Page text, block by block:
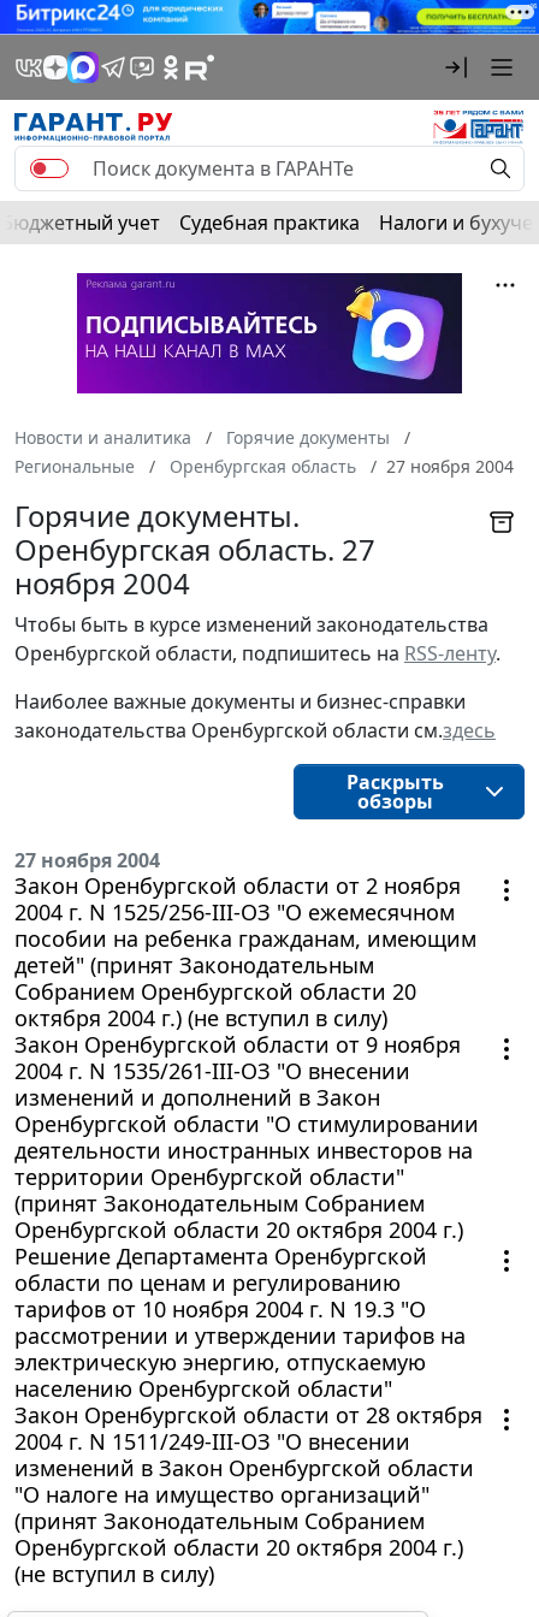
Бюджетный учет Судебная практика Налоги и
Новости и аналитика
Горячие документы
Региональные
Оренбургская область 27 ноября 2004
Горячие документы.
Оренбургская область. 27
ноября 2004
Чтобы быть в курсе изменений законодательства
Оренбургской области, подпишитесь на RSS-ленту.
Наиболее важные документы и бизнес-справки
законодательства Оренбургской области см.здесь
Раскрыть
обзоры
27 ноября 2004
Закон Оренбургской области от 2 ноября
2004 г. N 1525/256-III-ОЗ "О ежемесячном
пособии на ребенка гражданам, имеющим
детей" (принят Законодательным
Собранием Оренбургской области 20
октября 2004 г.) (не вступил в силу)
Закон Оренбургской области от 9 ноября
2004 г. N 1535/261-III-ОЗ "О внесении
изменений и дополнений в Закон
Оренбургской области "О стимулировании
деятельности иностранных инвесторов на
территории Оренбургской области"
(принят Законодательным Собранием
Оренбургской области 20 октября 2004 г.)
Решение Департамента Оренбургской
области по ценам и регулированию
тарифов от 10 ноября 2004 г. N 19.3 "О
рассмотрении и утверждении тарифов на
электрическую энергию, отпускаемую
населению Оренбургской области"
Закон Оренбургской области от 28 октября
2004 г. N 1511/249-III-ОЗ "О внесении
изменений в Закон Оренбургской области
"О налоге на имущество организаций"
(принят Законодательным Собранием
Оренбургской области 20 октября 2004 г.)
(не вступил в силу)